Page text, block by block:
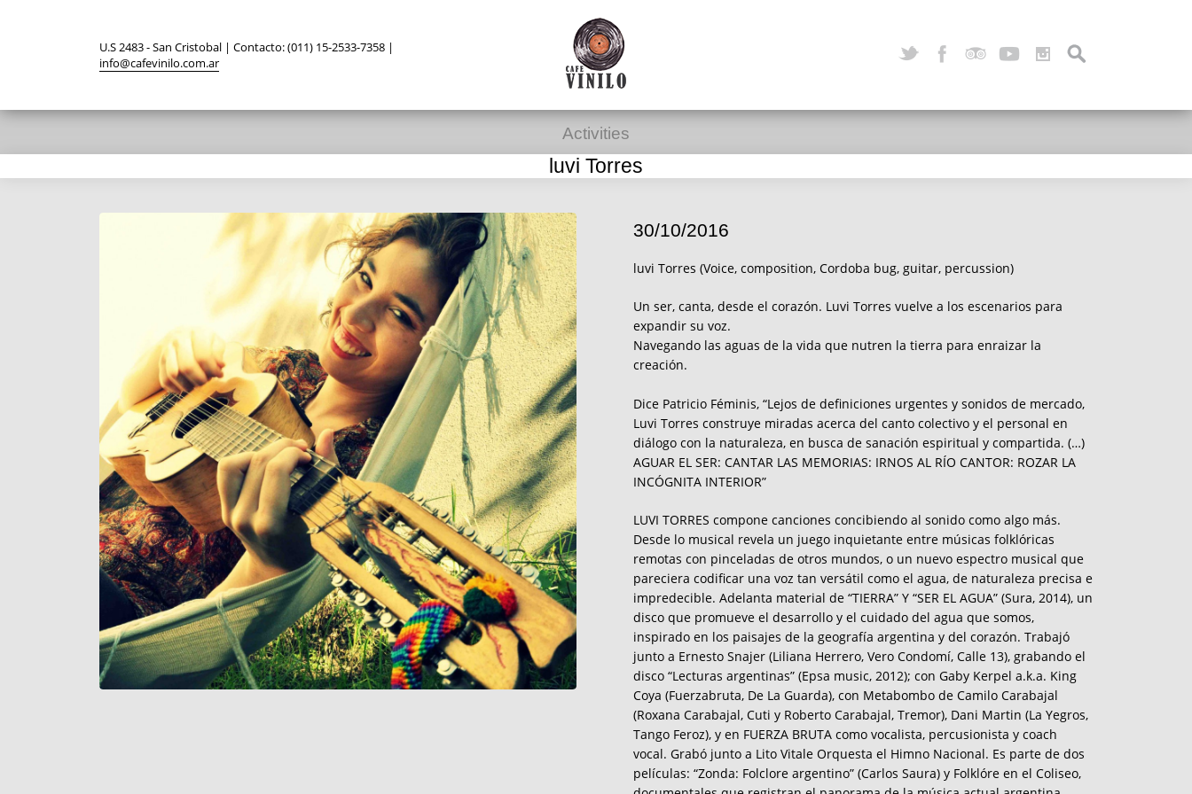
U.S 2483 - San Cristobal | Contacto: (011) 15-2533-7358 |
info@cafevinilo.com.ar
Activities
luvi Torres
30/10/2016
luvi Torres (Voice, composition, Cordoba bug, guitar, percussion)
Un ser, canta, desde el corazón. Luvi Torres vuelve a los escenarios para
expandir su voz.
Navegando las aguas de la vida que nutren la tierra para enraizar la
creación.
Dice Patricio Féminis, “Lejos de definiciones urgentes y sonidos de mercado,
Luvi Torres construye miradas acerca del canto colectivo y el personal en
diálogo con la naturaleza, en busca de sanación espiritual y compartida. (…)
AGUAR EL SER: CANTAR LAS MEMORIAS: IRNOS AL RÍO CANTOR: ROZAR LA
INCÓGNITA INTERIOR”
LUVI TORRES compone canciones concibiendo al sonido como algo más.
Desde lo musical revela un juego inquietante entre músicas folklóricas
remotas con pinceladas de otros mundos, o un nuevo espectro musical que
pareciera codificar una voz tan versátil como el agua, de naturaleza precisa e
impredecible. Adelanta material de “TIERRA” Y “SER EL AGUA” (Sura, 2014), un
disco que promueve el desarrollo y el cuidado del agua que somos,
inspirado en los paisajes de la geografía argentina y del corazón. Trabajó
junto a Ernesto Snajer (Liliana Herrero, Vero Condomí, Calle 13), grabando el
disco “Lecturas argentinas” (Epsa music, 2012); con Gaby Kerpel a.k.a. King
Coya (Fuerzabruta, De La Guarda), con Metabombo de Camilo Carabajal
(Roxana Carabajal, Cuti y Roberto Carabajal, Tremor), Dani Martin (La Yegros,
Tango Feroz), y en FUERZA BRUTA como vocalista, percusionista y coach
vocal. Grabó junto a Lito Vitale Orquesta el Himno Nacional. Es parte de dos
películas: “Zonda: Folclore argentino” (Carlos Saura) y Folklóre en el Coliseo,